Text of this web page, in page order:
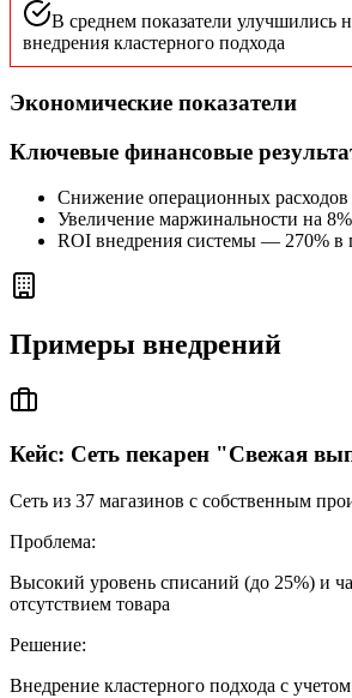
В среднем показатели улучшились
внедрения кластерного подхода
Экономические показатели
Ключевые финансовые
Снижение операционных расходов
Увеличение маржинальности на 8%
ROI внедрения системы — 270% в
Примеры внедрений
Кейс: Сеть пекарен "Свежая
Сеть из 37 магазинов с собственным
Проблема:
Высокий уровень списаний (до 25%) и
отсутствием товара
Решение:
Внедрение кластерного подхода с